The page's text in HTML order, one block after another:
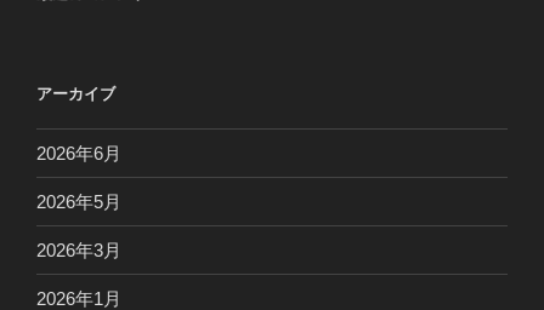
アーカイブ
2026年6月
2026年5月
2026年3月
2026年1月